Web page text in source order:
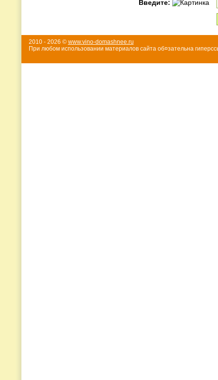
Введите:
2010 - 2026 © www.vino-domashnee.ru
При любом использовании материалов сайта об¤зательна